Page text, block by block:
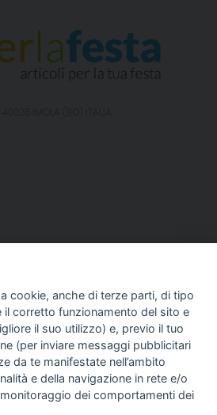
cookie, anche di terze parti, di tipo
il corretto funzionamento del sito e
il suo utilizzo) e, previo il tuo
(per inviare messaggi pubblicitari
da te manifestate nell’ambito
e della navigazione in rete e/o
dei comportamenti dei